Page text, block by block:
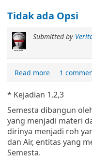
Tidak ada Opsi
Submitted by
Read more 1
* Kejadian 1,2,3
Semesta dibangun
yang menjadi materi
dirinya menjadi roh
dan Air, entitas yang
Semesta.